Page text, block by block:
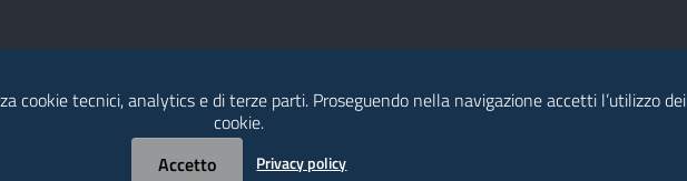
Dichiarazione di Accessibilità
cookie tecnici, analytics e di terze parti. Proseguendo nella navigazione accetti l’utilizzo dei
cookie.
Accetto
Privacy policy